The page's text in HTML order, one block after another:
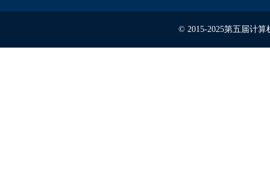
© 2015-2025第五届计